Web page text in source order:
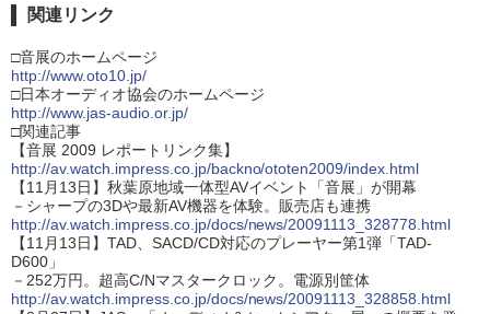
関連リンク
□音展のホームページ
http://www.oto10.jp/
□日本オーディオ協会のホームページ
http://www.jas-audio.or.jp/
□関連記事
【音展 2009 レポートリンク集】
http://av.watch.impress.co.jp/backno/ototen2009/index.html
【11月13日】秋葉原地域一体型AVイベント「音展」が開幕
－シャープの3Dや最新AV機器を体験。販売店も連携
http://av.watch.impress.co.jp/docs/news/20091113_328778.html
【11月13日】TAD、SACD/CD対応のプレーヤー第1弾「TAD-
D600」
－252万円。超高C/Nマスタークロック。電源別筐体
http://av.watch.impress.co.jp/docs/news/20091113_328858.html